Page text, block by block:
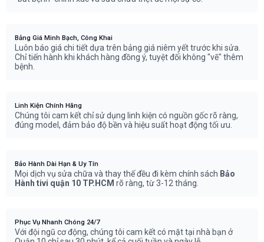
Bảng Giá Minh Bạch, Công Khai
Luôn báo giá chi tiết dựa trên bảng giá niêm yết trước khi sửa.
Chỉ tiến hành khi khách hàng đồng ý, tuyệt đối không "vẽ" thêm
bệnh.
Linh Kiện Chính Hãng
Chúng tôi cam kết chỉ sử dụng linh kiện có nguồn gốc rõ ràng,
đúng model, đảm bảo độ bền và hiệu suất hoạt động tối ưu.
Bảo Hành Dài Hạn & Uy Tín
Mọi dịch vụ sửa chữa và thay thế đều đi kèm chính sách Bảo
Hành tivi quận 10 TP.HCM rõ ràng, từ 3-12 tháng.
Phục Vụ Nhanh Chóng 24/7
Với đội ngũ cơ động, chúng tôi cam kết có mặt tại nhà bạn ở